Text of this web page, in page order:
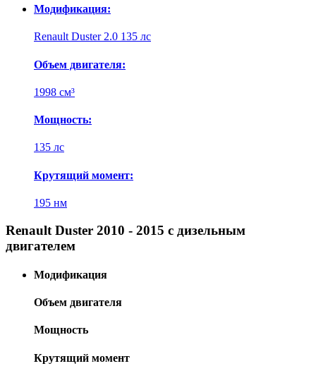
Модификация:
Renault Duster 2.0 135 лс
Объем двигателя:
1998 см³
Мощность:
135 лс
Крутящий момент:
195 нм
Renault Duster 2010 - 2015 с дизельным
двигателем
Модификация
Объем двигателя
Мощность
Крутящий момент